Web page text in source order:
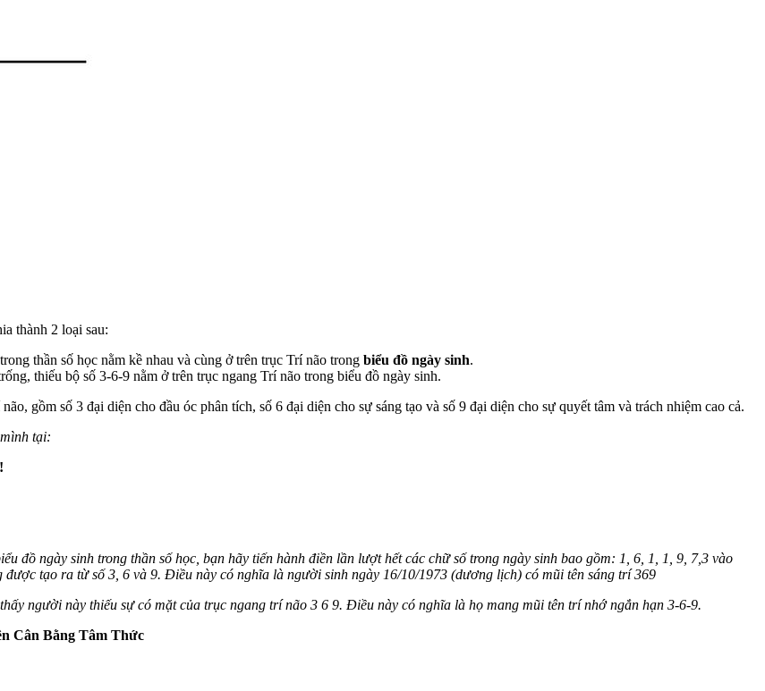
thành 2 loại sau:
thần số học nằm kề nhau và cùng ở trên trục Trí não trong biểu đồ ngày sinh.
thiếu bộ số 3-6-9 nằm ở trên trục ngang Trí não trong biểu đồ ngày sinh.
gồm số 3 đại diện cho đầu óc phân tích, số 6 đại diện cho sự sáng tạo và số 9 đại diện cho sự quyết tâm và trách nhiệm cao cả.
tại:
đồ ngày sinh trong thần số học, bạn hãy tiến hành điền lần lượt hết các chữ số trong ngày sinh bao gồm: 1, 6, 1, 1, 9, 7,3 vào
được tạo ra từ số 3, 6 và 9. Điều này có nghĩa là người sinh ngày 16/10/1973 (dương lịch) có mũi tên sáng trí 369
người này thiếu sự có mặt của trục ngang trí não 3 6 9. Điều này có nghĩa là họ mang mũi tên trí nhớ ngắn hạn 3-6-9.
Cân Bằng Tâm Thức